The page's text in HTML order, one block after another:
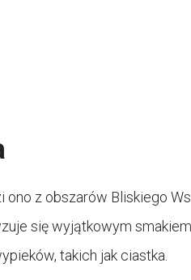
ono z obszarów Bliskiego
się wyjątkowym
takich jak ciastka.